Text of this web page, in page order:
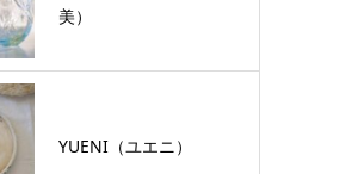
美）
YUENI（ユエニ）